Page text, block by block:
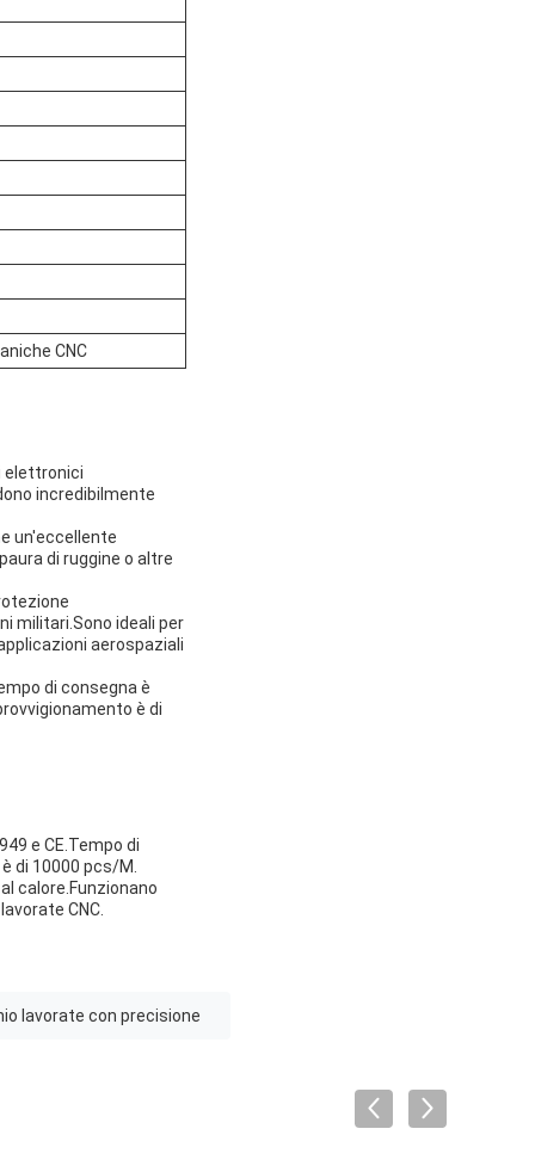
CNC
elettronici
incredibilmente
un'eccellente
di ruggine o altre
militari.Sono ideali per
aerospaziali
di consegna è
è di
e CE.Tempo di
di 10000 pcs/M.
calore.Funzionano
CNC.
lavorate con precisione